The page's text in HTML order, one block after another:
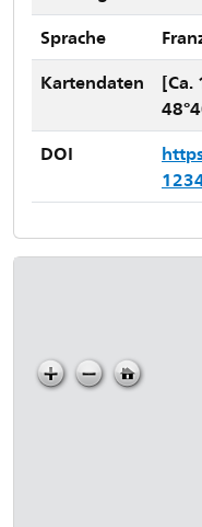
Sprache
Kartendaten
[Ca.
DOI